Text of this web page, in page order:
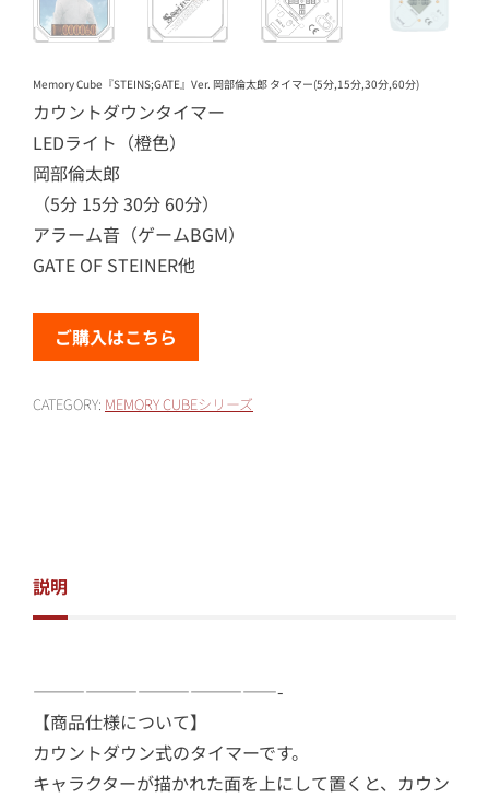
Memory Cube『STEINS;GATE』Ver. 岡部倫太郎 タイマー(5分,15分,30分,60分)
カウントダウンタイマー
LEDライト（橙色）
岡部倫太郎
（5分 15分 30分 60分）
アラーム音（ゲームBGM）
GATE OF STEINER他
ご購入はこちら
CATEGORY: MEMORY CUBEシリーズ
説明
——————————————-
【商品仕様について】
カウントダウン式のタイマーです。
キャラクターが描かれた面を上にして置くと、カウン